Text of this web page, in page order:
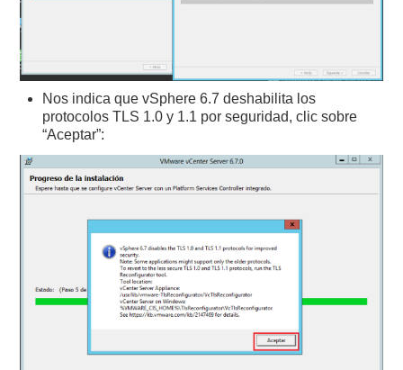
Nos indica que vSphere 6.7 deshabilita los
protocolos TLS 1.0 y 1.1 por seguridad, clic sobre
“Aceptar”: